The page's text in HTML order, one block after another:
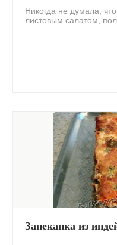
Никогда не думала,
листовым салатом,
Запеканка из